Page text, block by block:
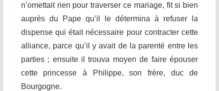
n’omettait rien pour traverser ce mariage, fit si bien
auprès du Pape qu’il le détermina à refuser la
dispense qui était nécessaire pour contracter cette
alliance, parce qu’il y avait de la parenté entre les
parties ; ensuite il trouva moyen de faire épouser
cette princesse à Philippe, son frère, duc de
Bourgogne.